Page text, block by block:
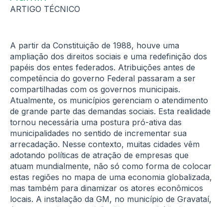
ARTIGO TÉCNICO
A partir da Constituição de 1988, houve uma
ampliação dos direitos sociais e uma redefinição dos
papéis dos entes federados. Atribuições antes de
competência do governo Federal passaram a ser
compartilhadas com os governos municipais.
Atualmente, os municípios gerenciam o atendimento
de grande parte das demandas sociais. Esta realidade
tornou necessária uma postura pró-ativa das
municipalidades no sentido de incrementar sua
arrecadação. Nesse contexto, muitas cidades vêm
adotando políticas de atração de empresas que
atuam mundialmente, não só como forma de colocar
estas regiões no mapa de uma economia globalizada,
mas também para dinamizar os atores econômicos
locais. A instalação da GM, no município de Gravataí,